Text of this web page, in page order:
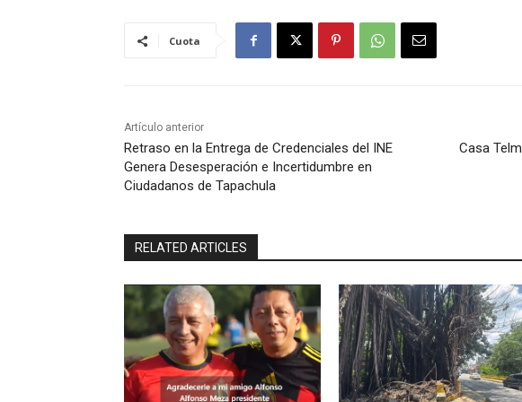
Cuota
Artículo anterior
Retraso en la Entrega de Credenciales del INE
Genera Desesperación e Incertidumbre en
Ciudadanos de Tapachula
Casa
RELATED ARTICLES